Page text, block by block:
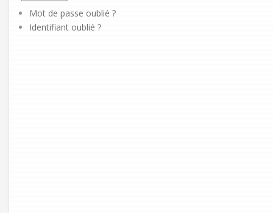
Mot de passe oublié ?
Identifiant oublié ?